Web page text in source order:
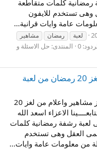
كلمات متقاطعة
وهى تستخدم للايفون
عامة وايات قرانية...
لعبة رمضان
مشاهير
0 المنتدى: حل الاسئلة و
اجابة لغز مشاهير واعلام من لغز 20 رمضان من لعبة
بسم الله الرحمن الرحيم اجابة لغز مشاهير واعلام من لغز 20
الاعزاء اسعد الله
لعبة رشفة رمضانية كلمات
العقل وهى تستخدم
من معلومات عامة وايات...